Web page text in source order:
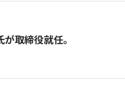
取締役就任。